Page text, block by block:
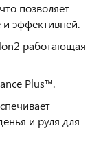
позволяет
эффективней.
работающая
Plus™.
и руля для